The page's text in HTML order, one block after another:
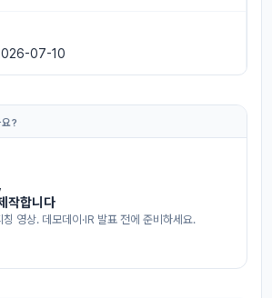
07-10
?
작합니다
영상. 데모데이·IR 발표 전에 준비하세요.